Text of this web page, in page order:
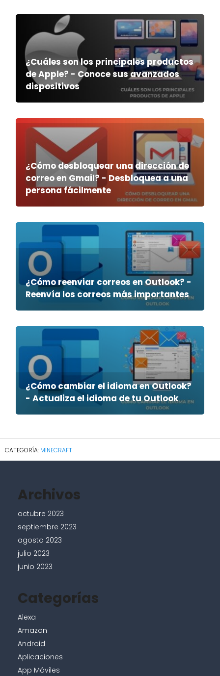
¿Cuáles son los principales productos
de Apple? - Conoce sus avanzados
dispositivos
¿Cómo desbloquear una dirección de
correo en Gmail? - Desbloquea a una
persona fácilmente
¿Cómo reenviar correos en Outlook? -
Reenvía los correos más importantes
¿Cómo cambiar el idioma en Outlook?
- Actualiza el idioma de tu Outlook
MINECRAFT
Archivos
octubre 2023
septiembre 2023
agosto 2023
julio 2023
junio 2023
Categorías
Alexa
Amazon
Android
Aplicaciones
App Móviles